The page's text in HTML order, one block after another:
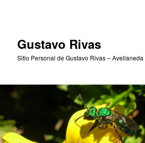
Gustavo Rivas
Sitio Personal de Gustavo Rivas –